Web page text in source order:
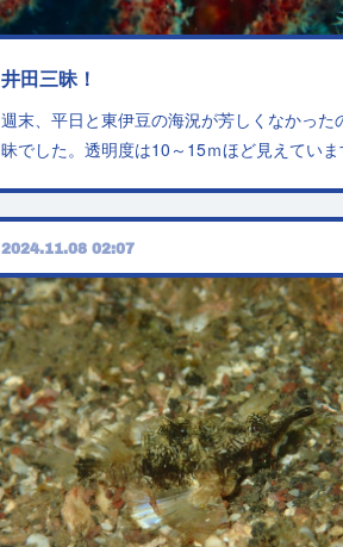
井田三昧！
週末、平日と東伊豆の海況が芳しくなかった
昧でした。透明度は10～15ｍほど見えていま
2024.11.08 02:07